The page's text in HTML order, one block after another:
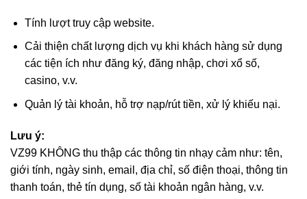
Tính lượt truy cập website.
Cải thiện chất lượng dịch vụ khi khách hàng sử dụng
các tiện ích như đăng ký, đăng nhập, chơi xổ số,
casino, v.v.
Quản lý tài khoản, hỗ trợ nạp/rút tiền, xử lý khiếu nại.
Lưu ý:
VZ99 KHÔNG thu thập các thông tin nhạy cảm như: tên,
giới tính, ngày sinh, email, địa chỉ, số điện thoại, thông tin
thanh toán, thẻ tín dụng, số tài khoản ngân hàng, v.v.